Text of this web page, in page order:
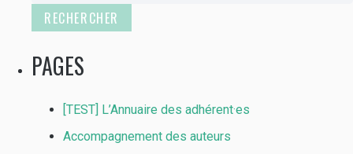
PAGES
[TEST] L’Annuaire des adhérent·es
Accompagnement des auteurs